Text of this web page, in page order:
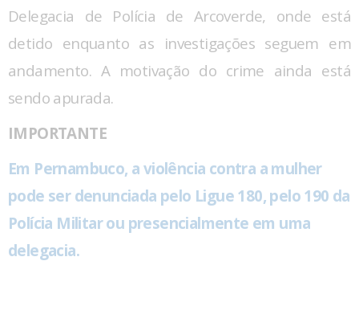
Delegacia de Polícia de Arcoverde, onde está
detido enquanto as investigações seguem em
andamento. A motivação do crime ainda está
sendo apurada.
IMPORTANTE
Em Pernambuco, a violência contra a mulher
pode ser denunciada pelo Ligue 180, pelo 190 da
Polícia Militar ou presencialmente em uma
delegacia.